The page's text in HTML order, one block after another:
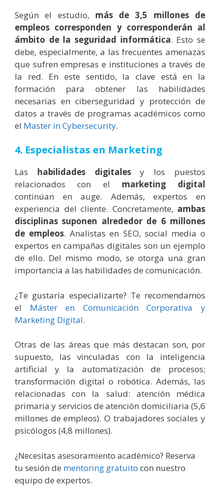
Según el estudio, más de 3,5 millones de
empleos corresponden y corresponderán al
ámbito de la seguridad informática. Esto se
debe, especialmente, a las frecuentes amenazas
que sufren empresas e instituciones a través de
la red. En este sentido, la clave está en la
formación para obtener las habilidades
necesarias en ciberseguridad y protección de
datos a través de programas académicos como
el Master in Cybersecurity.
4. Especialistas en Marketing
Las habilidades digitalesy los puestos
relacionados con el marketing
digital
continúan en auge. Además, expertos en
experiencia del cliente. Concretamente, ambas
disciplinas suponen alrededor de 6 millones
de empleos. Analistas en SEO, social media o
expertos en campañas digitales son un ejemplo
de ello. Del mismo modo, se otorga una gran
importancia a las habilidades de comunicación.
¿Te gustaría especializarte? Te recomendamos
el Máster en Comunicación Corporativa y
Marketing Digital.
Otras de las áreas que más destacan son, por
supuesto, las vinculadas con la inteligencia
artificial y la automatización de procesos;
transformación digital o robótica. Además, las
relacionadas con la salud: atención médica
primaria y servicios de atención domiciliaria (5,6
millones de empleos). O trabajadores sociales y
psicólogos (4,8 millones).
¿Necesitas asesoramiento académico? Reserva
tu sesión de mentoring gratuito con nuestro
equipo de expertos.